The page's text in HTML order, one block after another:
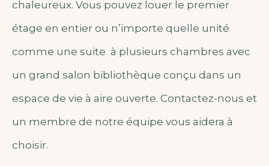
chaleureux. Vous pouvez louer le premier
étage en entier ou n’importe quelle unité
comme une suite à plusieurs chambres avec
un grand salon bibliothèque conçu dans un
espace de vie à aire ouverte. Contactez-nous et
un membre de notre équipe vous aidera à
choisir.